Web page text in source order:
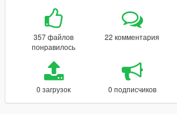
357 файлов
понравилось
22 комментария
0 загрузок 0 подписчиков